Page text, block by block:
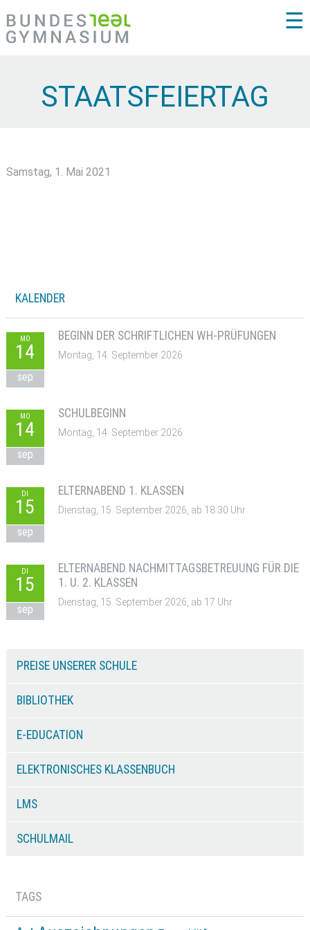
☰
STAATSFEIERTAG
Samstag, 1. Mai 2021
KALENDER
MO
14
sep
BEGINN DER SCHRIFTLICHEN WH-PRÜFUNGEN
Montag, 14. September 2026
MO
14
sep
SCHULBEGINN
Montag, 14. September 2026
DI
15
sep
ELTERNABEND 1. KLASSEN
Dienstag, 15. September 2026, ab 18:30 Uhr
DI
15
sep
ELTERNABEND NACHMITTAGSBETREUUNG FÜR DIE
1. U. 2. KLASSEN
Dienstag, 15. September 2026, ab 17 Uhr
PREISE UNSERER SCHULE
BIBLIOTHEK
E-EDUCATION
ELEKTRONISCHES KLASSENBUCH
LMS
SCHULMAIL
TAGS